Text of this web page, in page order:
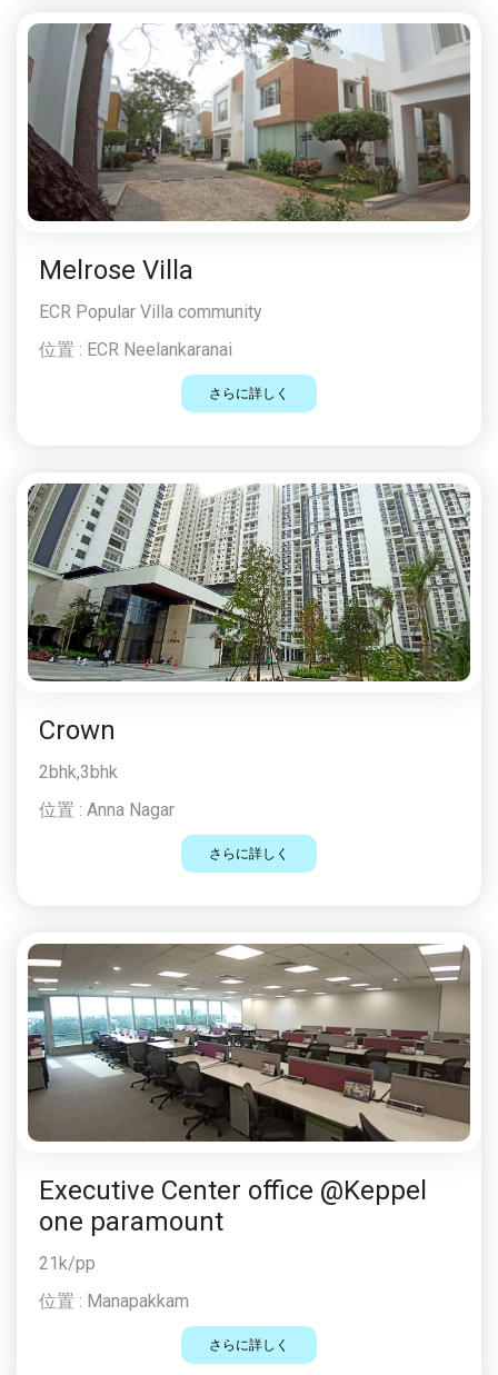
Melrose Villa
ECR Popular Villa community
位置 : ECR Neelankaranai
さらに詳しく
Crown
2bhk,3bhk
位置 : Anna Nagar
さらに詳しく
Executive Center office @Keppel
one paramount
21k/pp
位置 : Manapakkam
さらに詳しく